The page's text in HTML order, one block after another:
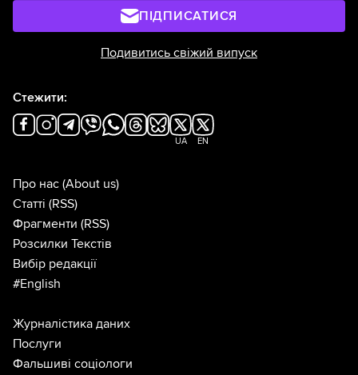
ПІДПИСАТИСЯ
Подивитись свіжий випуск
Стежити:
UA EN
Про нас (About us)
Статті (RSS)
Фрагменти (RSS)
Розсилки Текстів
Вибір редакції
#English
Журналістика даних
Послуги
Фальшиві соціологи